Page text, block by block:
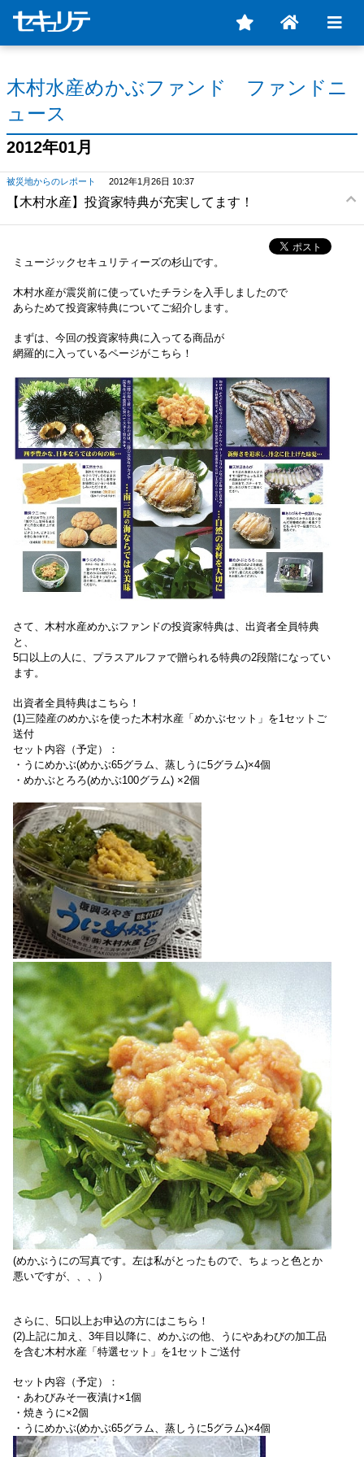
木村水産めかぶファンド ファンドニ
ュース
2012年01月
被災地からのレポート 2012年1月26日 10:37
【木村水産】投資家特典が充実してます！
ミュージックセキュリティーズの杉山です。
木村水産が震災前に使っていたチラシを入手しましたので
あらためて投資家特典についてご紹介します。
まずは、今回の投資家特典に入ってる商品が
網羅的に入っているページがこちら！
さて、木村水産めかぶファンドの投資家特典は、出資者全員特典
と、
5口以上の人に、プラスアルファで贈られる特典の2段階になってい
ます。
出資者全員特典はこちら！
(1)三陸産のめかぶを使った木村水産「めかぶセット」を1セットご
送付
セット内容（予定）：
・うにめかぶ(めかぶ65グラム、蒸しうに5グラム)×4個
・めかぶとろろ(めかぶ100グラム) ×2個
(めかぶうにの写真です。左は私がとったもので、ちょっと色とか
悪いですが、、、）
さらに、5口以上お申込の方にはこちら！
(2) 上記に加え、3年目以降に、めかぶの他、うにやあわびの加工品
を含む木村水産「特選セット」を1セットご送付
セット内容（予定）：
・あわびみそ一夜漬け×1個
・焼きうに×2個
・うにめかぶ(めかぶ65グラム、蒸しうに5グラム)×4個